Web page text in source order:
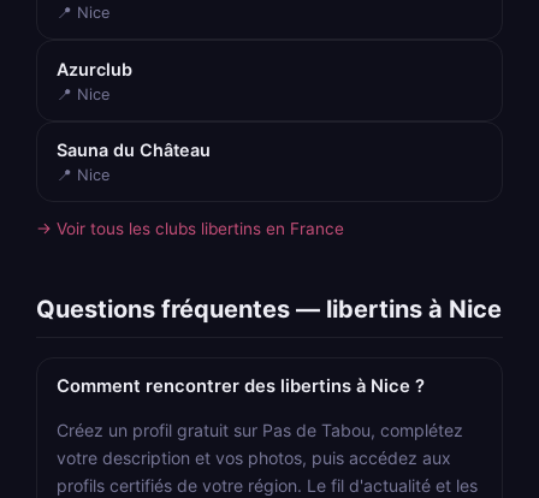
📍 Nice
Azurclub
📍 Nice
Sauna du Château
📍 Nice
→ Voir tous les clubs libertins en France
Questions fréquentes — libertins à Nice
Comment rencontrer des libertins à Nice ?
Créez un profil gratuit sur Pas de Tabou, complétez
votre description et vos photos, puis accédez aux
profils certifiés de votre région. Le fil d'actualité et les